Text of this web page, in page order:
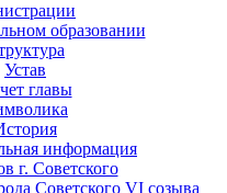
образовании
Устав
главы
информация
г. Советского
Советского VI созыва